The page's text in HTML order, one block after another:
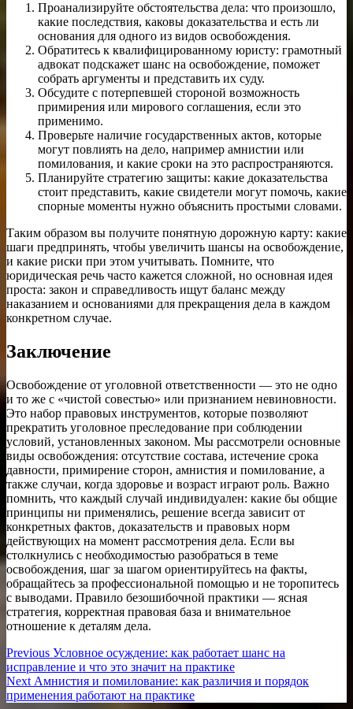
Проанализируйте обстоятельства дела: что произошло,
какие последствия, каковы доказательства и есть ли
основания для одного из видов освобождения.
Обратитесь к квалифицированному юристу: грамотный
адвокат подскажет шанс на освобождение, поможет
собрать аргументы и представить их суду.
Обсудите с потерпевшей стороной возможность
примирения или мирового соглашения, если это
применимо.
Проверьте наличие государственных актов, которые
могут повлиять на дело, например амнистии или
помилования, и какие сроки на это распространяются.
Планируйте стратегию защиты: какие доказательства
стоит представить, какие свидетели могут помочь, какие
спорные моменты нужно объяснить простыми словами.
Таким образом вы получите понятную дорожную карту: какие
шаги предпринять, чтобы увеличить шансы на освобождение,
и какие риски при этом учитывать. Помните, что
юридическая речь часто кажется сложной, но основная идея
проста: закон и справедливость ищут баланс между
наказанием и основаниями для прекращения дела в каждом
конкретном случае.
Заключение
Освобождение от уголовной ответственности — это не одно
и то же с «чистой совестью» или признанием невиновности.
Это набор правовых инструментов, которые позволяют
прекратить уголовное преследование при соблюдении
условий, установленных законом. Мы рассмотрели основные
виды освобождения: отсутствие состава, истечение срока
давности, примирение сторон, амнистия и помилование, а
также случаи, когда здоровье и возраст играют роль. Важно
помнить, что каждый случай индивидуален: какие бы общие
принципы ни применялись, решение всегда зависит от
конкретных фактов, доказательств и правовых норм
действующих на момент рассмотрения дела. Если вы
столкнулись с необходимостью разобраться в теме
освобождения, шаг за шагом ориентируйтесь на факты,
обращайтесь за профессиональной помощью и не торопитесь
с выводами. Правило безошибочной практики — ясная
стратегия, корректная правовая база и внимательное
отношение к деталям дела.
Навигация
по
записям
Previous Previous
post:
Условное осуждение: как работает шанс на
исправление и что это значит на практике
Next Next
post:
Амнистия и помилование: как различия и порядок
применения работают на практике